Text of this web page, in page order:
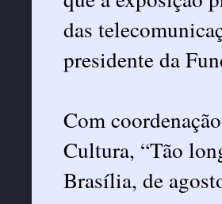
das
presidente da
Com
Cultura, “Tão
Brasília, de